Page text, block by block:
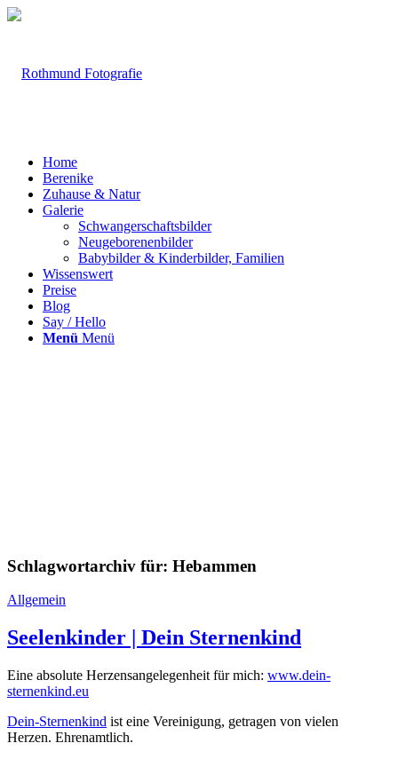
Home
Berenike
Zuhause & Natur
Galerie
Schwangerschaftsbilder
Neugeborenenbilder
Babybilder & Kinderbilder, Familien
Wissenswert
Preise
Blog
Say / Hello
Menü Menü
Schlagwortarchiv für: Hebammen
Allgemein
Seelenkinder | Dein Sternenkind
Eine absolute Herzensangelegenheit für mich: www.dein-
sternenkind.eu
Dein-Sternenkind ist eine Vereinigung, getragen von vielen
Herzen. Ehrenamtlich.